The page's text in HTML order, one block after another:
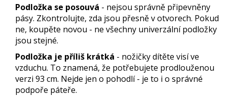
Podložka se posouvá - nejsou správně připevněny
pásy. Zkontrolujte, zda jsou přesně v otvorech. Pokud
ne, koupěte novou - ne všechny univerzální podložky
jsou stejné.
Podložka je příliš krátká - nožičky dítěte visí ve
vzduchu. To znamená, že potřebujete prodlouženou
verzi 93 cm. Nejde jen o pohodlí - je to i o správné
podpoře páteře.